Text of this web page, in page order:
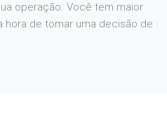
operação. Você tem maior
hora de tomar uma decisão de